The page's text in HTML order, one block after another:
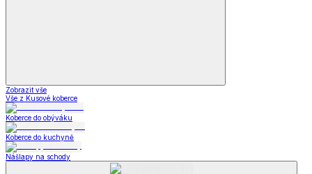
Zobrazit vše
Vše z Kusové koberce
Koberce do obýváku
Koberce do kuchyně
Nášlapy na schody